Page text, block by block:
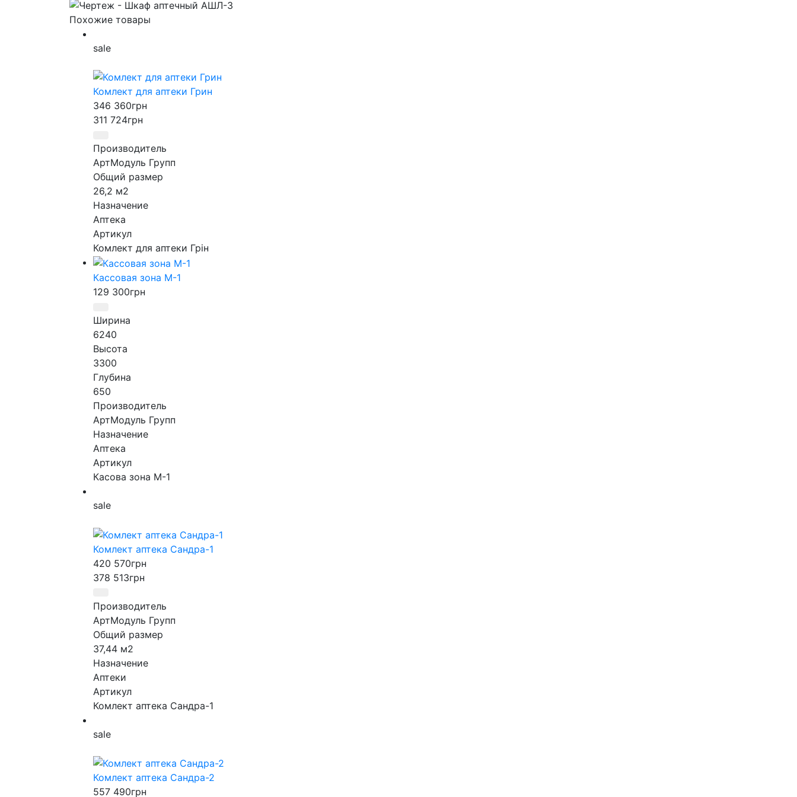
Похожие товары
sale
Комлект для аптеки Грин
346 360грн
311 724грн
Производитель
АртМодуль Групп
Общий размер
26,2 м2
Назначение
Аптека
Артикул
Комлект для аптеки Грін
Кассовая зона М-1
129 300грн
Ширина
6240
Высота
3300
Глубина
650
Производитель
АртМодуль Групп
Назначение
Аптека
Артикул
Касова зона М-1
sale
Комлект аптека Сандра-1
420 570грн
378 513грн
Производитель
АртМодуль Групп
Общий размер
37,44 м2
Назначение
Аптеки
Артикул
Комлект аптека Сандра-1
sale
Комлект аптека Сандра-2
557 490грн